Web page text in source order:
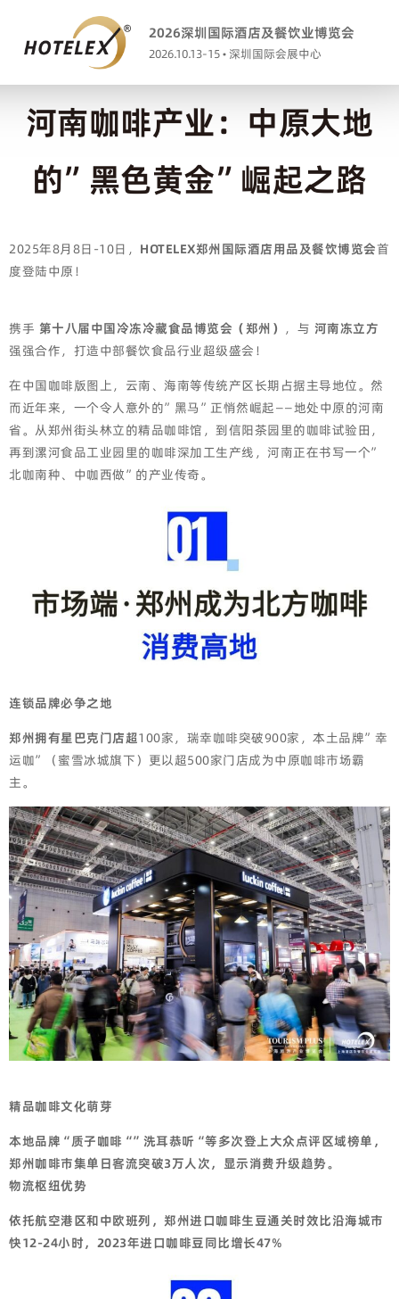
2026深圳国际酒店及餐饮业博览会
2026.10.13-15 • 深圳国际会展中心
河南咖啡产业：中原大地
的”黑色黄金”崛起之路
2025年8月8日-10日， HOTELEX郑州国际酒店用品及餐饮博览会首
度登陆中原！
携手 第十八届中国冷冻冷藏食品博览会（郑州） ，与 河南冻立方
强强合作，打造中部餐饮食品行业超级盛会！
在中国咖啡版图上，云南、海南等传统产区长期占据主导地位。然
而近年来，一个令人意外的”黑马”正悄然崛起——地处中原的河南
省。从郑州街头林立的精品咖啡馆，到信阳茶园里的咖啡试验田，
再到漯河食品工业园里的咖啡深加工生产线，河南正在书写一个”
北咖南种、中咖西做”的产业传奇。
连锁品牌必争之地
郑州拥有星巴克门店超100家，瑞幸咖啡突破900家，本土品牌”幸
运咖”（蜜雪冰城旗下）更以超500家门店成为中原咖啡市场霸
主。
精品咖啡文化萌芽
本地品牌 “质子咖啡 “” 洗耳恭听 “等多次登上大众点评区域榜单，
郑州咖啡市集单日客流突破3万人次，显示消费升级趋势。
物流枢纽优势
依托航空港区和中欧班列，郑州进口咖啡生豆通关时效比沿海城市
快12-24小时， 2023年进口咖啡豆同比增长47%